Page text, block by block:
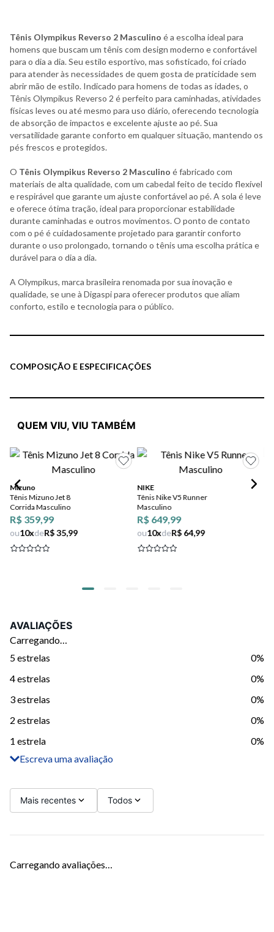
Tênis Olympikus Reverso 2 Masculino é a escolha ideal para
homens que buscam um tênis com design moderno e confortável
para o dia a dia. Seu estilo esportivo, mas sofisticado, foi criado
para atender às necessidades de quem gosta de praticidade sem
abrir mão de estilo. Indicado para homens de todas as idades, o
Tênis Olympikus Reverso 2 é perfeito para caminhadas, atividades
físicas leves ou até mesmo para uso diário, oferecendo tecnologia
de absorção de impactos e excelente ajuste ao pé. Sua
versatilidade garante conforto em qualquer situação, mantendo os
pés frescos e protegidos.
O Tênis Olympikus Reverso 2 Masculino é fabricado com
materiais de alta qualidade, com um cabedal feito de tecido flexível
e respirável que garante um ajuste confortável ao pé. A sola é leve
e oferece ótima tração, ideal para proporcionar estabilidade
durante caminhadas e outros movimentos. O ponto de contato
com o pé é cuidadosamente projetado para garantir conforto
durante o uso prolongado, tornando o tênis uma escolha prática e
durável para o dia a dia.
A Olympikus, marca brasileira renomada por sua inovação e
qualidade, se une à Digaspi para oferecer produtos que aliam
conforto, estilo e tecnologia para o público.
COMPOSIÇÃO E ESPECIFICAÇÕES
QUEM VIU, VIU TAMBÉM
Mizuno
Tênis Mizuno Jet 8
Corrida Masculino
R$ 359,99
ou10xdeR$ 35,99
NIKE
Tênis Nike V5 Runner
Masculino
R$ 649,99
ou10xdeR$ 64,99
AVALIAÇÕES
Carregando…
5 estrelas
0%
4 estrelas
0%
3 estrelas
0%
2 estrelas
0%
1 estrela
0%
Escreva uma avaliação
Título
Avalie o produto de 1 a 5 estrelas
Seu nome
Mais recentes Todos
Carregando avaliações…